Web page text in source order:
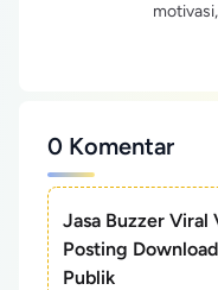
0 Komentar
Jasa Buzzer Viral
Posting
Publik